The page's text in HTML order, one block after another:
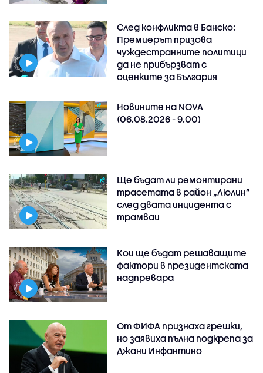
След конфликта в Банско:
Премиерът призова
чуждестранните политици
да не прибързват с
оценките за България
Новините на NOVA
(06.08.2026 - 9.00)
Ще бъдат ли ремонтирани
трасетата в район „Люлин”
след двата инцидента с
трамваи
Кои ще бъдат решаващите
фактори в президентската
надпревара
От ФИФА признаха грешки,
но заявиха пълна подкрепа за
Джани Инфантино